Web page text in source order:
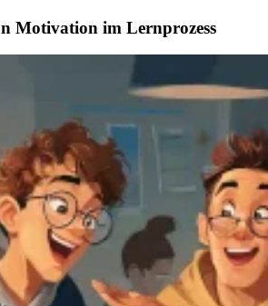
Motivation im Lernprozess